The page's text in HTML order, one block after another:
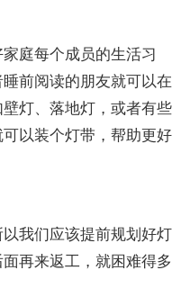
庭每个成员的生活习
前阅读的朋友就可以在
灯、落地灯，或者有些
以装个灯带，帮助更好
我们应该提前规划好灯
再来返工，就困难得多